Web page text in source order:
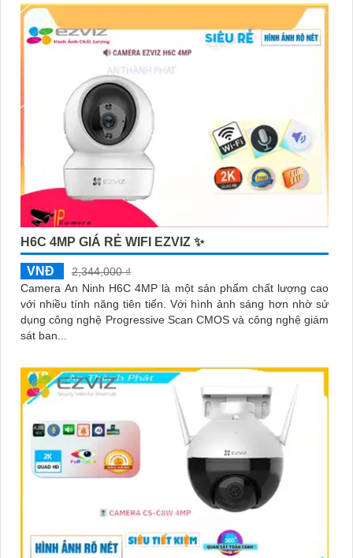
H6C 4MP GIÁ RẺ WIFI EZVIZ ✨
VNĐ
2,344,000 ₫
Camera An Ninh H6C 4MP là một sản phẩm chất lượng cao
với nhiều tính năng tiên tiến. Với hình ảnh sáng hơn nhờ sử
dụng công nghệ Progressive Scan CMOS và công nghệ giám
sát ban...